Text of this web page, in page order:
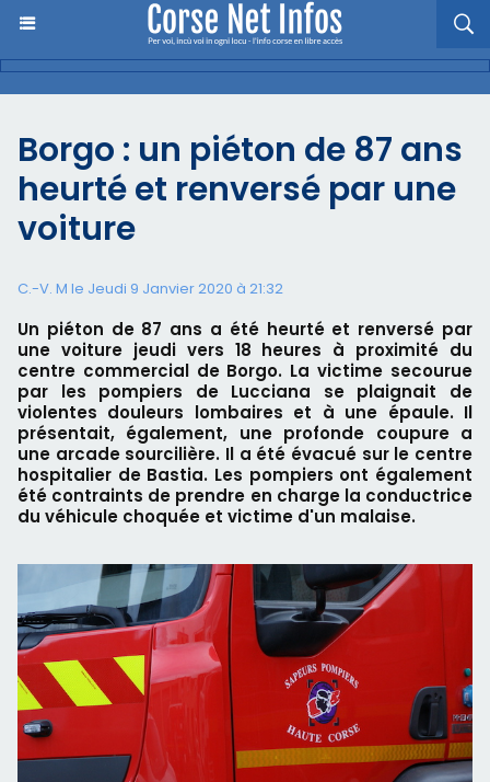
Borgo : un piéton de 87 ans
heurté et renversé par une
voiture
C.-V. M le Jeudi 9 Janvier 2020 à 21:32
Un piéton de 87 ans a été heurté et renversé par
une voiture jeudi vers 18 heures à proximité du
centre commercial de Borgo. La victime secourue
par les pompiers de Lucciana se plaignait de
violentes douleurs lombaires et à une épaule. Il
présentait, également, une profonde coupure a
une arcade sourcilière. Il a été évacué sur le centre
hospitalier de Bastia. Les pompiers ont également
été contraints de prendre en charge la conductrice
du véhicule choquée et victime d'un malaise.